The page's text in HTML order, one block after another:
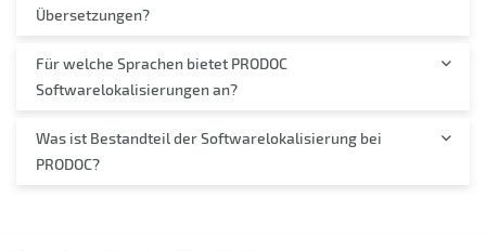
Übersetzungen?
Für welche Sprachen bietet PRODOC
Softwarelokalisierungen an?
Was ist Bestandteil der Softwarelokalisierung bei
PRODOC?